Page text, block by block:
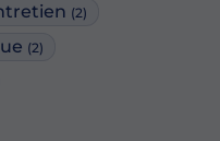
(2)
(2)